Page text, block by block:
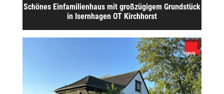
Schönes Einfamilienhaus mit großzügigem Grundstück
in Isernhagen OT Kirchhorst